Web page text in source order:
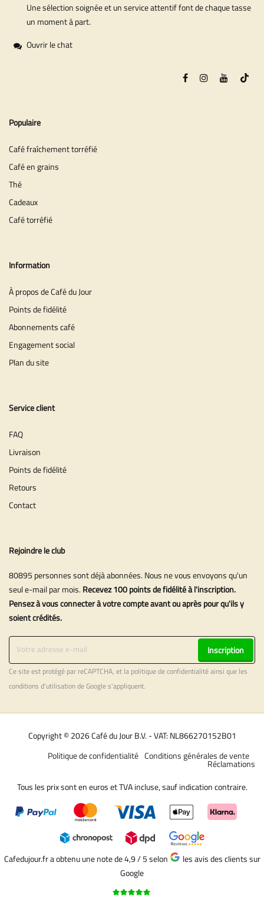
Une sélection soignée et un service attentif font de chaque tasse
un moment à part.
Ouvrir le chat
Populaire
Café fraîchement torréfié
Café en grains
Thé
Cadeaux
Café torréfié
Information
À propos de Café du Jour
Points de fidélité
Abonnements café
Engagement social
Plan du site
Service client
FAQ
Livraison
Points de fidélité
Retours
Contact
Rejoindre le club
80895 personnes sont déjà abonnées. Nous ne vous envoyons qu'un
seul e-mail par mois. Recevez 100 points de fidélité à l'inscription.
Pensez à vous connecter à votre compte avant ou après pour qu'ils y
soient crédités.
Inscription
Ce site est protégé par reCAPTCHA, et la politique de confidentialitéainsi que les
conditions d'utilisationde Google s'appliquent.
Copyright © 2026 Café du Jour B.V. - VAT: NL866270152B01
Conditions générales de vente
Politique de confidentialité
Réclamations
Tous les prix sont en euros et TVA incluse, sauf indication contraire.
Cafedujour.fr a obtenu une note de 4,9 / 5selon
les avis des clients sur
Google